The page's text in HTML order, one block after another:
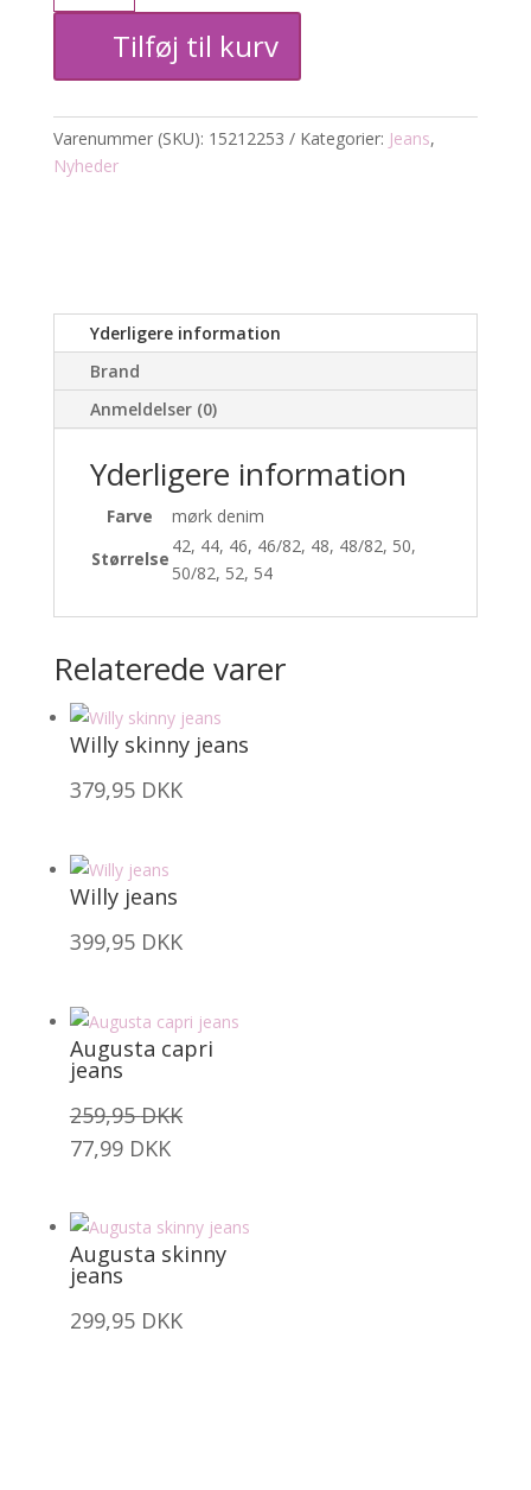
jeans
Tilføj til kurv
Varenummer (SKU): 15212253 Kategorier: Jeans,
Nyheder
Yderligere information
Brand
Anmeldelser (0)
Yderligere information
Farve
mørk denim
Størrelse
42, 44, 46, 46/82, 48, 48/82, 50,
50/82, 52, 54
Relaterede varer
Willy skinny jeans
379,95 DKK
Willy jeans
399,95 DKK
Augusta capri
jeans
259,95DKK
77,99 DKK
Augusta skinny
jeans
299,95 DKK